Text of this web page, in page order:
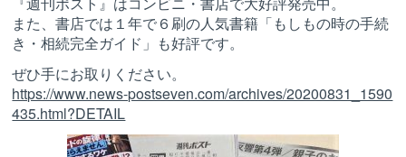
また、書店では１年で６刷の人気書籍「もしもの時の手続
き・相続完全ガイド」も好評です。
ぜひ手にお取りください。
https://www.news-postseven.com/archives/20200831_1590
435.html?DETAIL